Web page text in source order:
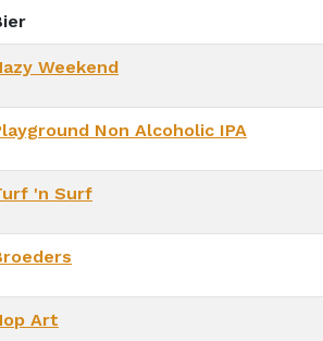
Weekend
Non Alcoholic IPA
'n Surf
Art